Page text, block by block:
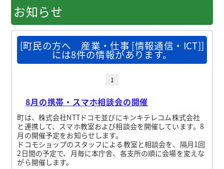
お知らせ
[町民の方へ 産業・仕事 [情報通信・ICT]]
には8件の情報があります。
1
8月の携帯・スマホ相談会の開催
町は、株式会社NTTドコモ並びにキンキテレコム株式会社
と連携して、スマホ教室および相談会を開催しています。8
月の開催予定をお知らせします。
ドコモショップのスタッフによる教室と相談会を、隔月1回
2日間の予定で、月毎に本庁舎、各支所の順に会場を変えな
がら開催します。